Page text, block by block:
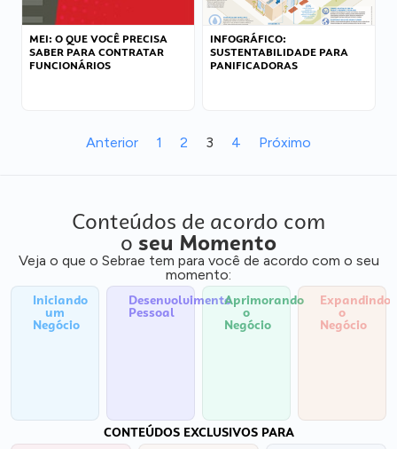
MEI: O QUE VOCÊ PRECISA
SABER PARA CONTRATAR
FUNCIONÁRIOS
INFOGRÁFICO:
SUSTENTABILIDADE PARA
PANIFICADORAS
Anterior 1 2 3 4 Próximo
Conteúdos de acordo com
o seu Momento
Veja o que o Sebrae tem para você de acordo com o seu
momento:
Iniciando
um
Negócio
Desenvolvimento
Pessoal
Aprimorando
o
Negócio
Expandindo
o
Negócio
CONTEÚDOS EXCLUSIVOS PARA